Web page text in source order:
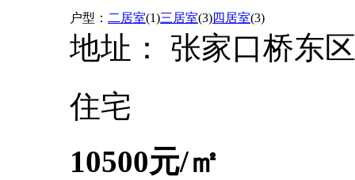
户型： 二居室(1)三居室(3)四居室(3)
地址：
张家口桥东
住宅
10500元/㎡